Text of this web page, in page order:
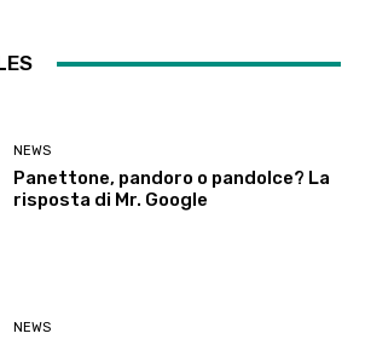
NEWS
Panettone, pandoro o pandolce? La
risposta di Mr. Google
NEWS